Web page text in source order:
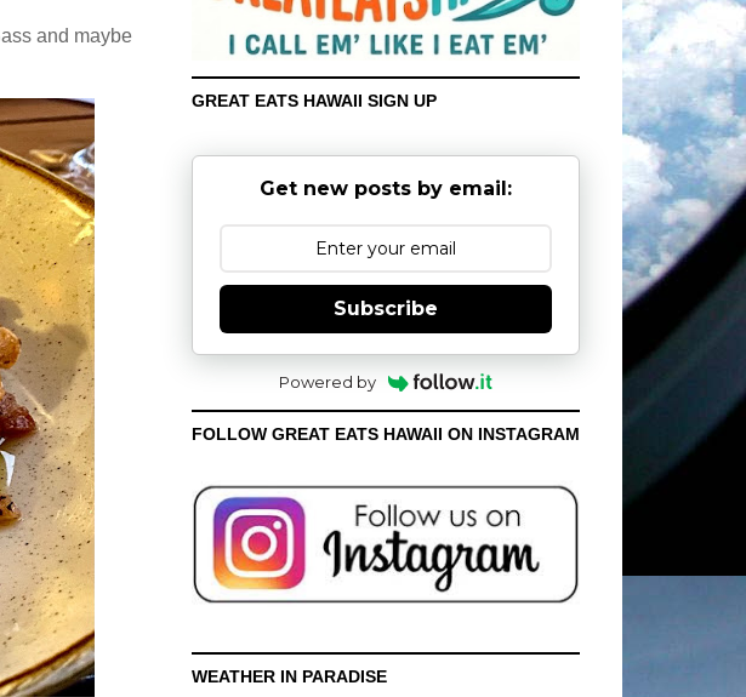
and maybe
GREAT EATS HAWAII SIGN UP
Get new posts by email:
Subscribe
Powered by
FOLLOW GREAT EATS HAWAII ON INSTAGRAM
WEATHER IN PARADISE